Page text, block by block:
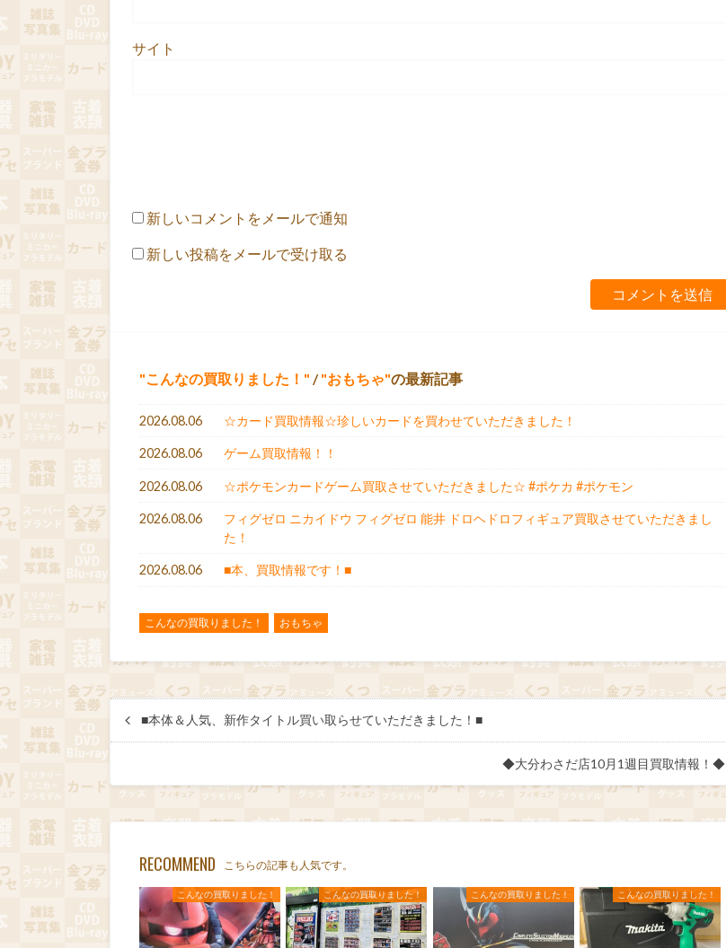
サイト
新しいコメントをメールで通知
新しい投稿をメールで受け取る
こんなの買取りました！ / おもちゃ の最新記事
2026.08.06 ☆カード買取情報☆珍しいカードを買わせていただきました！
2026.08.06 ゲーム買取情報！！
2026.08.06 ☆ポケモンカードゲーム買取させていただきました☆ #ポケカ #ポケモン
2026.08.06
フィグゼロ ニカイドウ フィグゼロ 能井 ドロヘドロフィギュア買取させていただきまし
た！
2026.08.06 ■本、買取情報です！■
こんなの買取りました！ おもちゃ
■本体＆人気、新作タイトル買い取らせていただきました！■
◆大分わさだ店10月1週目買取情報！◆
RECOMMEND こちらの記事も人気です。
こんなの買取りました！ こんなの買取りました！ こんなの買取りました！ こんなの買取りました！